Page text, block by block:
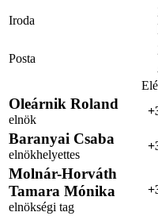
Iroda
Posta
Oleárnik Roland
elnök
Baranyai Csaba
elnökhelyettes
Molnár-Horváth
Tamara Mónika
elnökségi tag